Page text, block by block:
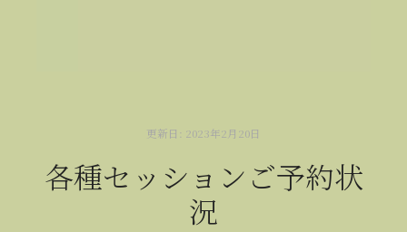
更新日: 2023年2月20日
各種セッションご予約状
況